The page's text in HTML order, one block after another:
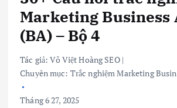
Marketing Business
(BA) – Bộ 4
Tác giả:Võ Việt Hoàng SEO|
Chuyên mục: Trắc nghiệm Marketing
Tháng 6 27, 2025